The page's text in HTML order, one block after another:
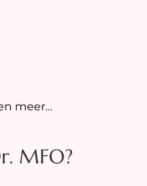
meer…
MFO?